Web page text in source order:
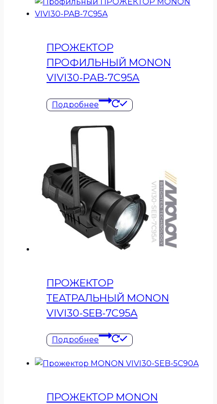
ПРОЖЕКТОР
ПРОФИЛЬНЫЙ MONON
VIVI30-PAB-7C95A
Подробнее
ПРОЖЕКТОР
ТЕАТРАЛЬНЫЙ MONON
VIVI30-SEB-7C95A
Подробнее
ПРОЖЕКТОР MONON